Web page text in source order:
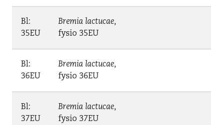
Bl:
35EU
Bremia lactucae,
fysio 35EU
Bl:
36EU
Bremia lactucae,
fysio 36EU
Bl:
37EU
Bremia lactucae,
fysio 37EU